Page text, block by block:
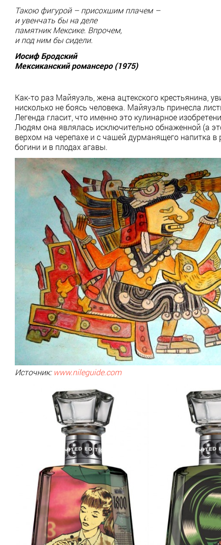
Такою фигурой – присохшим плачем –
и увенчать бы на деле
памятник Мексике. Впрочем,
и под ним бы сидели.
Иосиф Бродский
Мексиканский романсеро (1975)
Как-то раз Майяуэль, жена ацтекского крестьянина,
нисколько не боясь человека. Майяуэль принесла
Легенда гласит, что именно это кулинарное
Людям она являлась исключительно обнаженной (а
верхом на черепахе и с чашей дурманящего напитка
богини и в плодах агавы.
Источник:www.nileguide.com